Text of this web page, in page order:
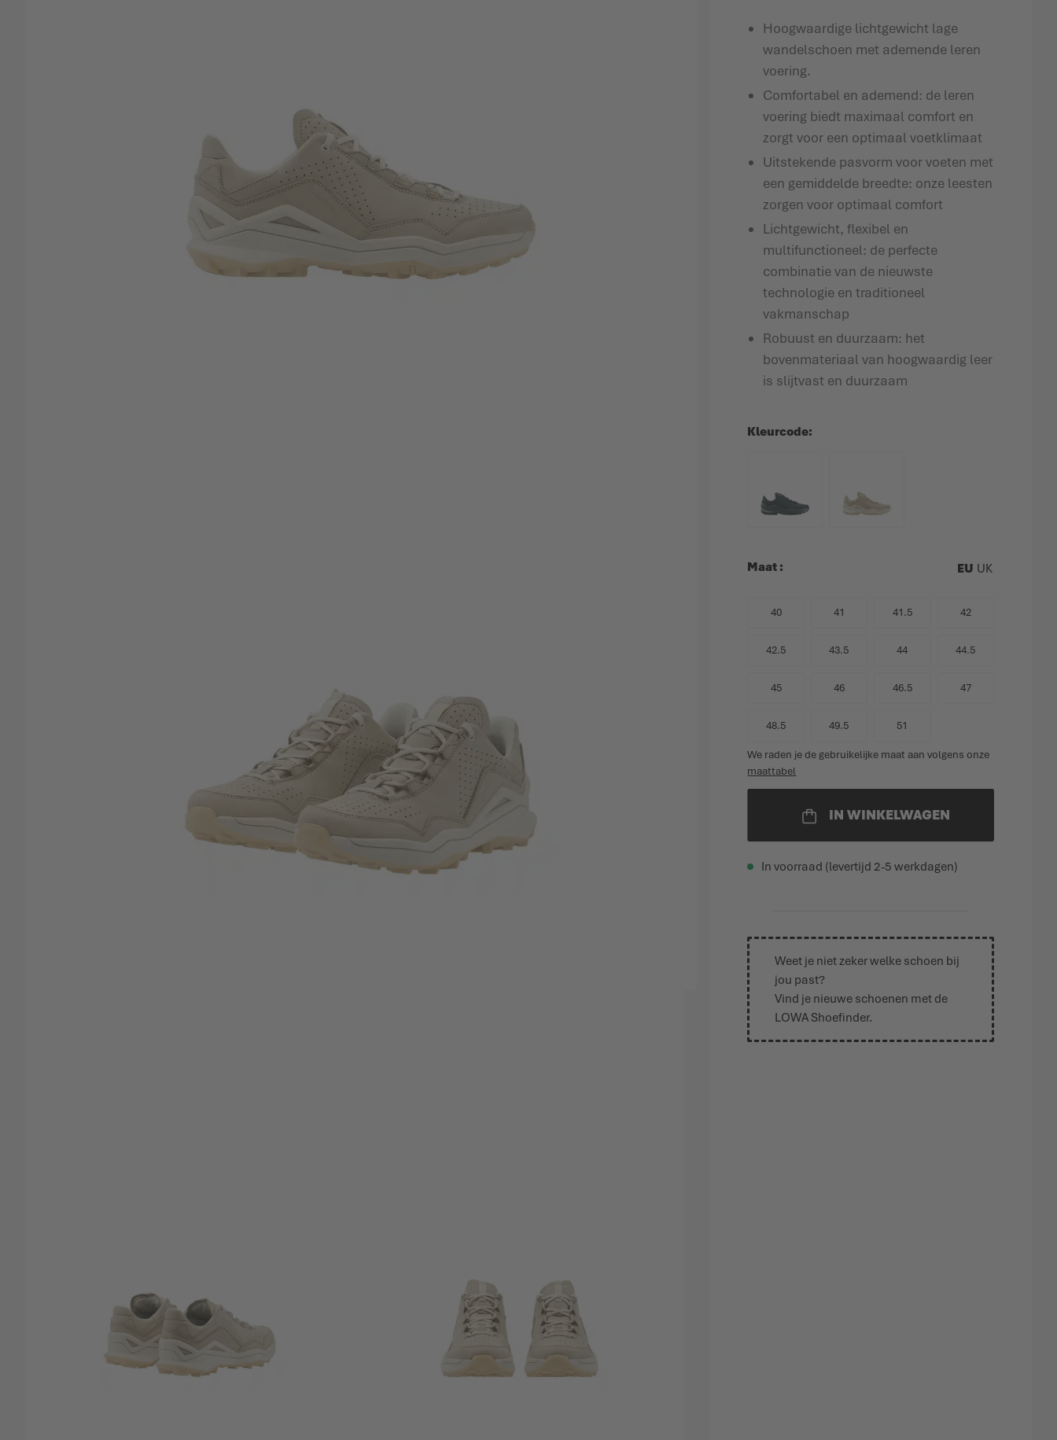
Hoogwaardige lichtgewicht lage
wandelschoen met ademende leren
voering.
Comfortabel en ademend: de leren
voering biedt maximaal comfort en
zorgt voor een optimaal voetklimaat
Uitstekende pasvorm voor voeten met
een gemiddelde breedte: onze leesten
zorgen voor optimaal comfort
Lichtgewicht, flexibel en
multifunctioneel: de perfecte
combinatie van de nieuwste
technologie en traditioneel
vakmanschap
Robuust en duurzaam: het
bovenmateriaal van hoogwaardig leer
is slijtvast en duurzaam
Kleurcode
Maat EU UK
40 41 41.5 42
42.5 43.5 44 44.5
45 46 46.5 47
48.5 49.5 51
We raden je de gebruikelijke maat aan volgens onze
maattabel
IN WINKELWAGEN
In voorraad (levertijd 2-5 werkdagen)
Weet je niet zeker welke schoen bij
jou past?
Vind je nieuwe schoenen met de
LOWA Shoefinder.